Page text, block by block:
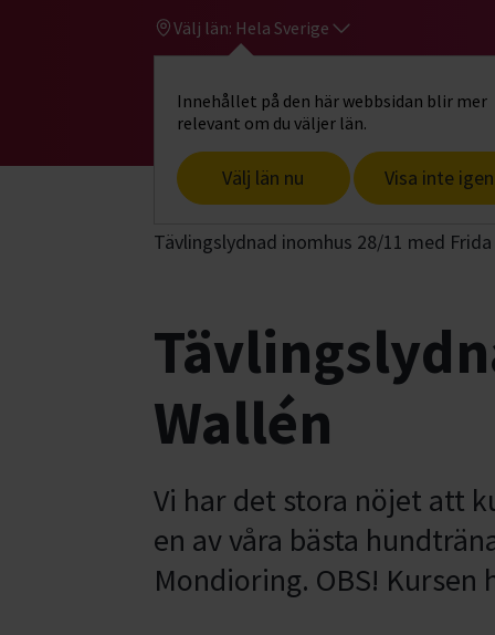
Välj län: Hela Sverige
Innehållet på den här webbsidan blir mer
relevant om du väljer län.
Välj län nu Visa inte igen
Gå till studiefrämjandets startsida
Start Hitta intresse Hund & husdjur
Tävlingslydnad inomhus 28/11 med Frida
Wallén
Vi har det stora nöjet att
en av våra bästa
Mondioring. OBS!